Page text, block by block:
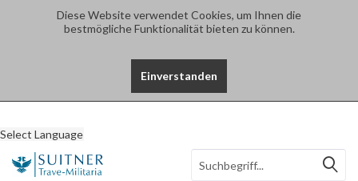
Diese Website verwendet Cookies, um Ihnen die
bestmögliche Funktionalität bieten zu können.
Einverstanden
Select Language